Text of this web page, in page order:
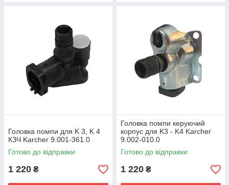
Головка помпи для K 3, K 4
КЗЧ Karcher 9.001-361.0
Готово до відправки
1 220 ₴
Головка помпи керуючий
корпус для K3 - K4 Karcher
9.002-010.0
Готово до відправки
1 220 ₴